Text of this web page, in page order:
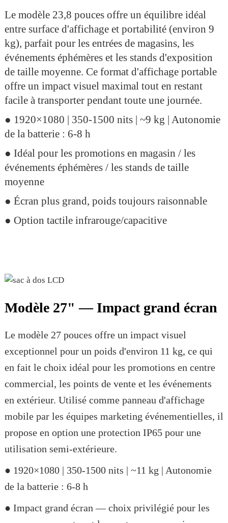
Le modèle 23,8 pouces offre un équilibre idéal
entre surface d'affichage et portabilité (environ 9
kg), parfait pour les entrées de magasins, les
événements éphémères et les stands d'exposition
de taille moyenne. Ce format d'affichage portable
offre un impact visuel maximal tout en restant
facile à transporter pendant toute une journée.
● 1920×1080 | 350-1500 nits | ~9 kg | Autonomie
de la batterie : 6-8 h
● Idéal pour les promotions en magasin / les
événements éphémères / les stands de taille
moyenne
● Écran plus grand, poids toujours raisonnable
● Option tactile infrarouge/capacitive
Modèle 27" — Impact grand écran
Le modèle 27 pouces offre un impact visuel
exceptionnel pour un poids d'environ 11 kg, ce qui
en fait le choix idéal pour les promotions en centre
commercial, les points de vente et les événements
en extérieur. Utilisé comme panneau d'affichage
mobile par les équipes marketing événementielles, il
propose en option une protection IP65 pour une
utilisation semi-extérieure.
● 1920×1080 | 350-1500 nits | ~11 kg | Autonomie
de la batterie : 6-8 h
● Impact grand écran — choix privilégié pour les